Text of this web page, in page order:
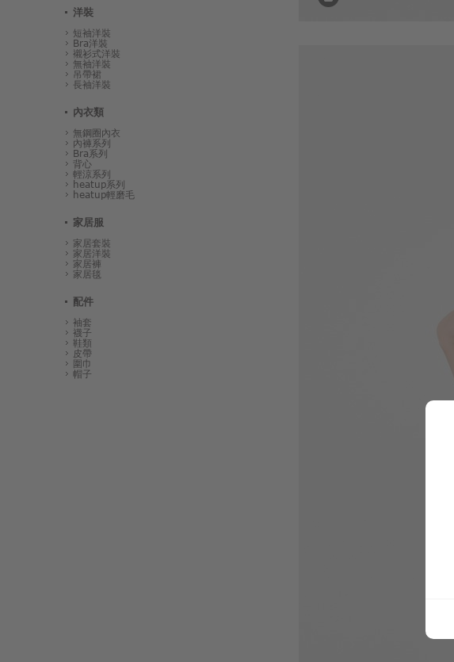
洋裝
短袖洋裝
Bra洋裝
襯衫式洋裝
無袖洋裝
吊帶裙
長袖洋裝
內衣類
無鋼圈內衣
內褲系列
Bra系列
背心
輕涼系列
heatup系列
heatup輕磨毛
家居服
家居套裝
家居洋裝
家居褲
家居毯
配件
袖套
襪子
鞋類
皮帶
圍巾
帽子